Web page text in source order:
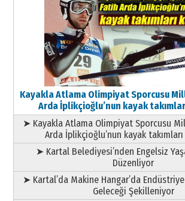
Kayakla Atlama Olimpiyat Sporcusu
Arda İplikçioğlu’nun kayak
➤ Kayakla Atlama Olimpiyat Sporcusu
Arda İplikçioğlu’nun kayak
➤ Kartal Belediyesi’nden Engelsiz
Düzenliyor
➤ Kartal’da Makine Hangar’da
Geleceği Şekilleniyor